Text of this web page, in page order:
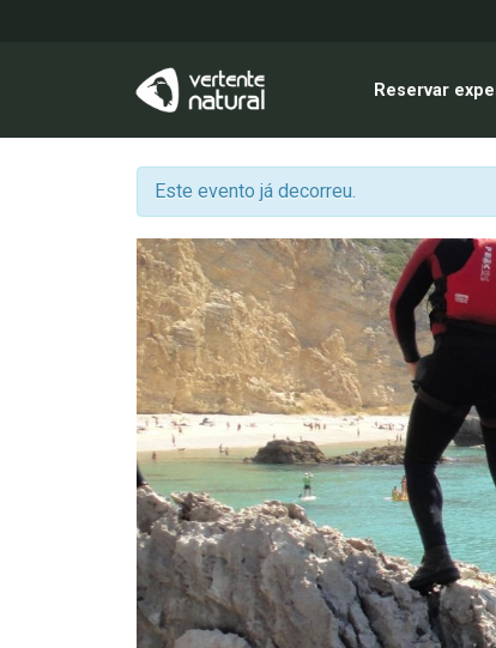
Reservar
Este evento já decorreu.